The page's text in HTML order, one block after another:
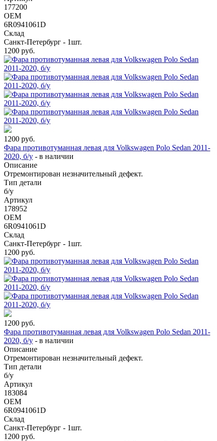
177200
OEM
6R0941061D
Склад
Санкт-Петербург - 1шт.
1200 руб.
1200 руб.
Фара противотуманная левая для Volkswagen Polo Sedan 2011-
2020, б/у - в наличии
Описание
Отремонтирован незначительный дефект.
Тип детали
б/у
Артикул
178952
OEM
6R0941061D
Склад
Санкт-Петербург - 1шт.
1200 руб.
1200 руб.
Фара противотуманная левая для Volkswagen Polo Sedan 2011-
2020, б/у - в наличии
Описание
Отремонтирован незначительный дефект.
Тип детали
б/у
Артикул
183084
OEM
6R0941061D
Склад
Санкт-Петербург - 1шт.
1200 руб.